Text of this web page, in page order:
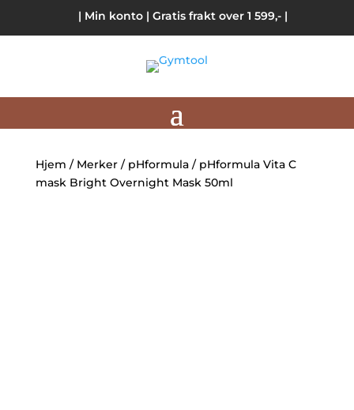
| Min konto| Gratis frakt over 1 599,- |
Hjem / Merker/ pHformula/ pHformula Vita C
mask Bright Overnight Mask 50ml